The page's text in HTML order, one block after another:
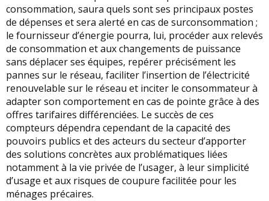
consommation, saura quels sont ses principaux postes
de dépenses et sera alerté en cas de surconsommation ;
le fournisseur d’énergie pourra, lui, procéder aux relevés
de consommation et aux changements de puissance
sans déplacer ses équipes, repérer précisément les
pannes sur le réseau, faciliter l’insertion de l’électricité
renouvelable sur le réseau et inciter le consommateur à
adapter son comportement en cas de pointe grâce à des
offres tarifaires différenciées. Le succès de ces
compteurs dépendra cependant de la capacité des
pouvoirs publics et des acteurs du secteur d’apporter
des solutions concrètes aux problématiques liées
notamment à la vie privée de l’usager, à leur simplicité
d’usage et aux risques de coupure facilitée pour les
ménages précaires.